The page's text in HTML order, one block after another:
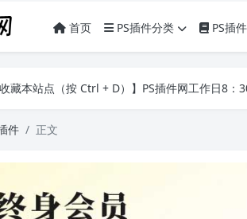
首页 PS插件分类 PS插
藏本站点（按 Ctrl + D）】PS插件网工作日8：
藏本站点（按 Ctrl + D）】PS插件网工作日8：
件 正文